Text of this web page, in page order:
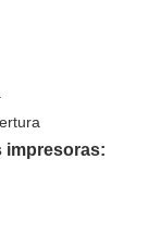
impresoras: